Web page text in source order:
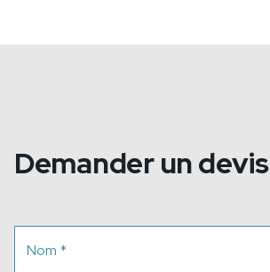
Demander un devis
Nom *